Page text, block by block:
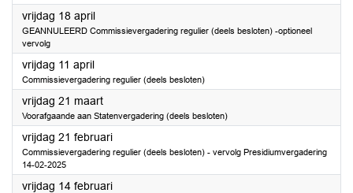
vrijdag 18 april2025
GEANNULEERD Commissievergadering regulier (deels besloten) -optioneel
vervolg
vrijdag 11 april2025
Commissievergadering regulier (deels besloten)
vrijdag 21 maart2025
Voorafgaande aan Statenvergadering (deels besloten)
vrijdag 21 februari2025
Commissievergadering regulier (deels besloten) - vervolg Presidiumvergadering
14-02-2025
vrijdag 14 februari2025